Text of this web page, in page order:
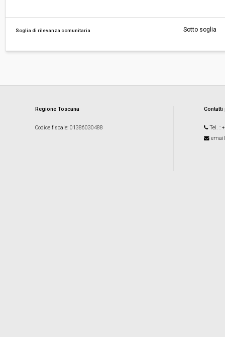
Soglia di rilevanza comunitaria Sotto soglia
Regione Toscana
Codice fiscale: 01386030488 Tel. :
email